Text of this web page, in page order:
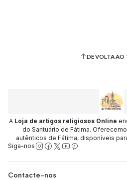
DE VOLTA AO
A Loja de artigos religiosos Online
do Santuário de Fátima.
autênticos de Fátima, disponíveis
Siga-nos
Contacte-nos